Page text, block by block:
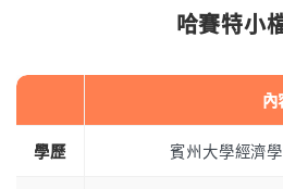
哈賽特小
內
學歷 賓州大學經濟